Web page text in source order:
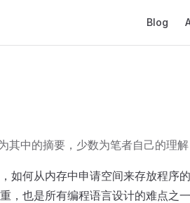
Blog
其中的摘要，少数为笔者自己的理解
如何从内存中申请空间来存放程序
，也是所有编程语言设计的难点之